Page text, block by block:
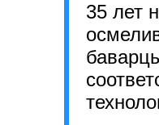
35 лет